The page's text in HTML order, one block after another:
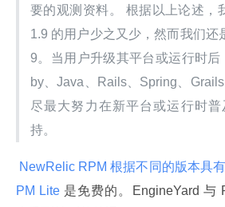
要的观测资料。 根据以上论述，
1.9 的用户少之又少，然而我们还
9。当用户升级其平台或运行时
by、Java、Rails、Spring、
尽最大努力在新平台或运行时
持。
NewRelic RPM 根据不同的版本具
PM Lite 是免费的。EngineYard 与